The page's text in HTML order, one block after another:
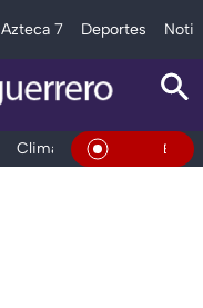
Azteca 7 Deportes
Clima Deportes En Vivo